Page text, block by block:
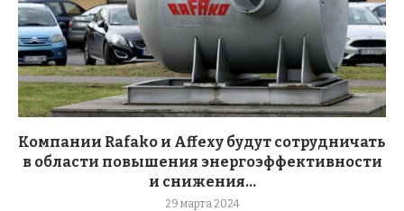
Компании Rafako и Affexy будут сотрудничать
в области повышения энергоэффективности
и снижения...
29 марта 2024